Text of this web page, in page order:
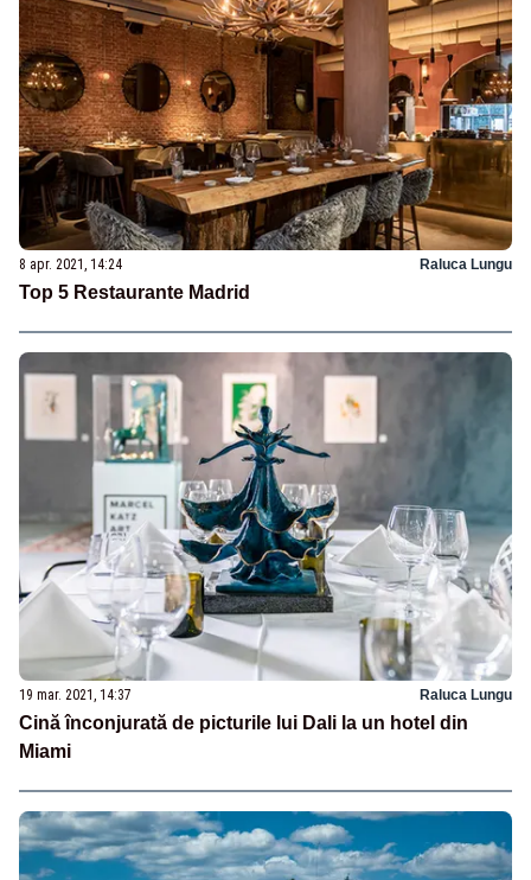
8 apr. 2021, 14:24 Raluca Lungu
Top 5 Restaurante Madrid
19 mar. 2021, 14:37 Raluca Lungu
Cină înconjurată de picturile lui Dali la un hotel din
Miami